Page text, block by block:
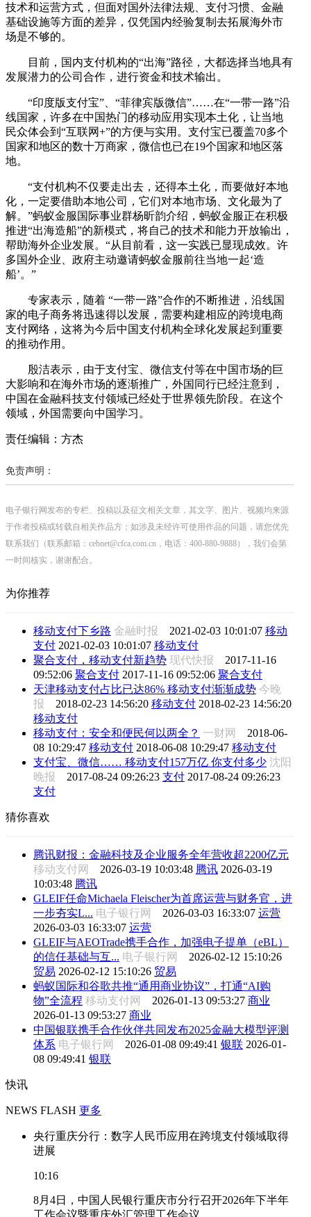
技术和运营方式，但面对国外法律法规、支付习惯、金融
基础设施等方面的差异，仅凭国内经验复制去拓展海外市
场是不够的。
目前，国内支付机构的“出海”路径，大都选择当地具有
发展潜力的公司合作，进行资金和技术输出。
“印度版支付宝”、“菲律宾版微信”……在“一带一路”沿
线国家，许多在中国热门的移动应用实现本土化，让当地
民众体会到“互联网+”的方便与实用。支付宝已覆盖70多个
国家和地区的数十万商家，微信也已在19个国家和地区落
地。
“支付机构不仅要走出去，还得本土化，而要做好本地
化，一定要借助本地公司，它们对本地市场、文化最为了
解。”蚂蚁金服国际事业群杨昕韵介绍，蚂蚁金服正在积极
推进“出海造船”的新模式，将自己的技术和能力开放输出，
帮助海外企业发展。“从目前看，这一实践已显现成效。许
多国外企业、政府主动邀请蚂蚁金服前往当地一起‘造
船’。”
专家表示，随着 “一带一路”合作的不断推进，沿线国
家的电子商务将迅速得以发展，需要构建相应的跨境电商
支付网络，这将为今后中国支付机构全球化发展起到重要
的推动作用。
殷洁表示，由于支付宝、微信支付等在中国市场的巨
大影响和在海外市场的逐渐推广，外国同行已经注意到，
中国在金融科技支付领域已经处于世界领先阶段。在这个
领域，外国需要向中国学习。
责任编辑：方杰
免责声明：
电子银行网发布的专栏、投稿以及征文相关文章，其文字、图片、视频均来源
于作者投稿或转载自相关作品方；如涉及未经许可使用作品的问题，请您优先
联系我们（联系邮箱：cebnet@cfca.com.cn，电话：400-880-9888），我们会第
一时间核实，谢谢配合。
为你推荐
移动支付下乡路 金融时报 2021-02-03 10:01:07 移动
支付 2021-02-03 10:01:07 移动支付
聚合支付，移动支付新趋势 现代快报 2017-11-16
09:52:06 聚合支付 2017-11-16 09:52:06 聚合支付
天津移动支付占比已达86% 移动支付渐渐成势 今晚
报 2018-02-23 14:56:20 移动支付 2018-02-23 14:56:20
移动支付
移动支付：安全和便民何以两全？ 一财网 2018-06-
08 10:29:47 移动支付 2018-06-08 10:29:47 移动支付
支付宝、微信…… 移动支付157万亿 你支付多少 沈阳
晚报 2017-08-24 09:26:23 支付 2017-08-24 09:26:23
支付
猜你喜欢
腾讯财报：金融科技及企业服务全年营收超2200亿元
移动支付网 2026-03-19 10:03:48 腾讯 2026-03-19
10:03:48 腾讯
GLEIF任命Michaela Fleischer为首席运营与财务官，进
一步夯实L... 电子银行网 2026-03-03 16:33:07 运营
2026-03-03 16:33:07 运营
GLEIF与AEOTrade携手合作，加强电子提单（eBL）
的信任基础与互... 电子银行网 2026-02-12 15:10:26
贸易 2026-02-12 15:10:26 贸易
蚂蚁国际和谷歌共推“通用商业协议”，打通“AI购
物”全流程 移动支付网 2026-01-13 09:53:27 商业
2026-01-13 09:53:27 商业
中国银联携手合作伙伴共同发布2025金融大模型评测
体系 电子银行网 2026-01-08 09:49:41 银联 2026-01-
08 09:49:41 银联
快讯
NEWS FLASH 更多
央行重庆分行：数字人民币应用在跨境支付领域取得
进展
10:16
8月4日，中国人民银行重庆市分行召开2026年下半年
工作会议暨重庆外汇管理工作会议。